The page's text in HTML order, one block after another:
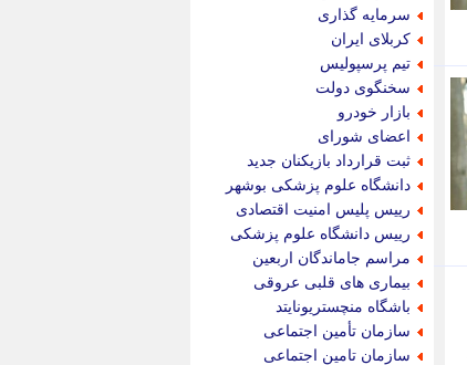
سرمایه گذاری
کربلای ایران
تیم پرسپولیس
سخنگوی دولت
بازار خودرو
اعضای شورای
ثبت قرارداد بازیکنان جدید
دانشگاه علوم پزشکی بوشهر
رییس پلیس امنیت اقتصادی
رییس دانشگاه علوم پزشکی
مراسم جاماندگان اربعین
بیماری های قلبی عروقی
باشگاه منچستریونایتد
سازمان تأمین اجتماعی
سازمان تامین اجتماعی